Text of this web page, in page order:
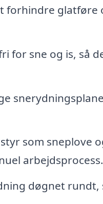
forhindre glatføre
for sne og is, så
som sneplove
arbejdsprocess.
døgnet rundt,